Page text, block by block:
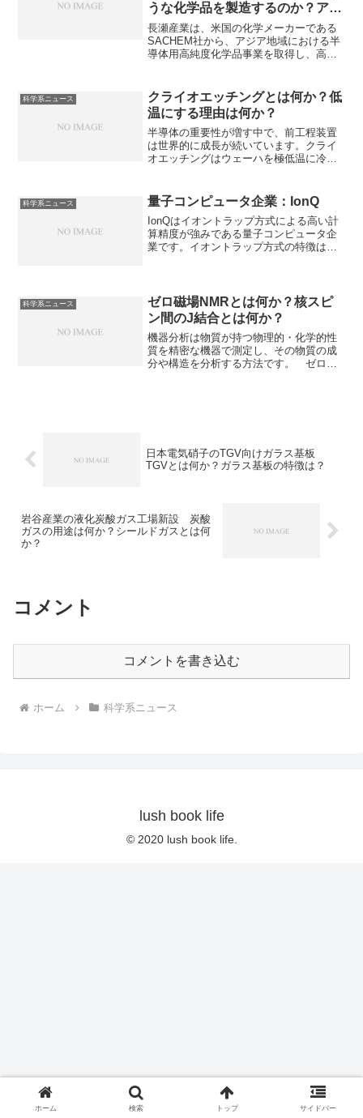
うな化学品を製造するのか？アジ
アに力を入れる理由は何か？
長瀬産業は、米国の化学メーカーである
SACHEM社から、アジア地域における半
導体用高純度化学品事業を取得し、高純
を入れる理由は何かを知ることができま
す。
科学系ニュース
クライオエッチングとは何か？低
温にする理由は何か？
半導体の重要性が増す中で、前工程装置
は世界的に成長が続いています。クライ
オエッチングはウェーハを極低温に冷却
細構造を実現します。なぜ低温にするこ
とで高アスペクト比の微細構造が可能に
なるのかを知ることができます。
科学系ニュース 量子コンピュータ企業：IonQ
IonQはイオントラップ方式による高い計
算精度が強みである量子コンピュータ企
業です。イオントラップ方式の特徴は何
科学系ニュース
ゼロ磁場NMRとは何か？核スピ
ン間のJ結合とは何か？
機器分析は物質が持つ物理的・化学的性
質を精密な機器で測定し、その物質の成
分や構造を分析する方法です。 ゼロ磁
日本電気硝子のTGV向けガラス基板
TGVとは何か？ガラス基板の特徴は？
岩谷産業の液化炭酸ガス工場新設 炭酸
ガスの用途は何か？シールドガスとは何
か？
コメント
コメントを書き込む
ホーム 科学系ニュース
lush book life
© 2020 lush book life.
ホーム 検索 トップ サイドバー